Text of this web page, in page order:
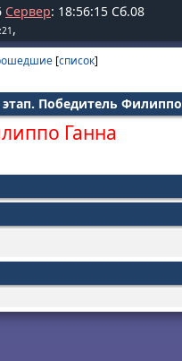
Сервер: 18:56:15 Сб.08
,
[список]
этап. Победитель
Ганна